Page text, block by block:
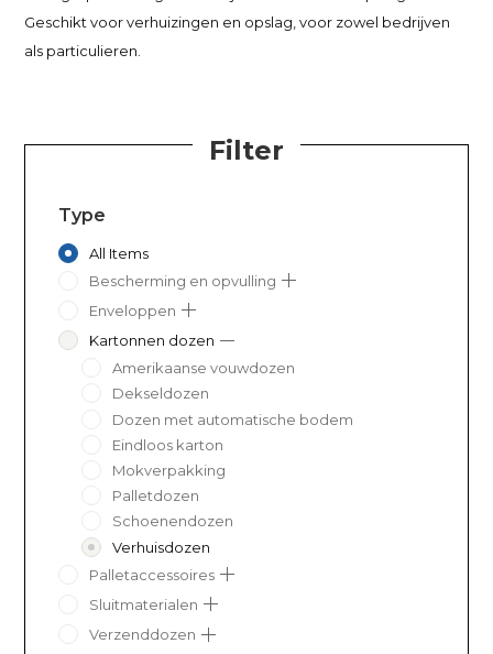
Geschikt voor verhuizingen en opslag, voor zowel bedrijven
als particulieren.
Filter
Type
All Items
Bescherming en opvulling
Enveloppen
Kartonnen dozen
Amerikaanse vouwdozen
Dekseldozen
Dozen met automatische bodem
Eindloos karton
Mokverpakking
Palletdozen
Schoenendozen
Verhuisdozen
Palletaccessoires
Sluitmaterialen
Verzenddozen